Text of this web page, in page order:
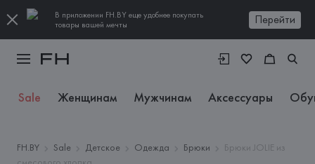
В приложении FH.BY еще удобнее покупать
товары вашей мечты
Перейти
Sale Женщинам Мужчинам Аксессуары
FH.BY Sale Детское Одежда Брюки
Брюки JOLIE из